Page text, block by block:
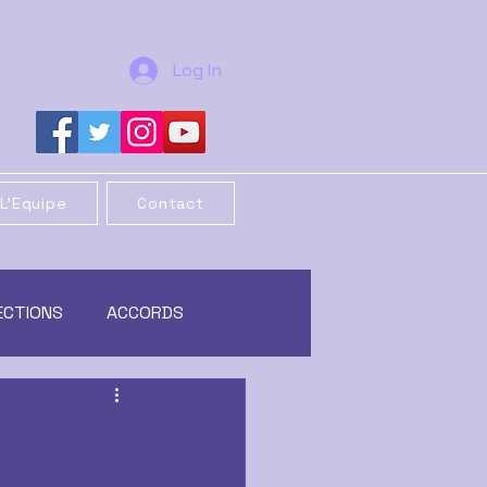
Log In
L'Equipe Contact
ACCORDS
REORGANISATION